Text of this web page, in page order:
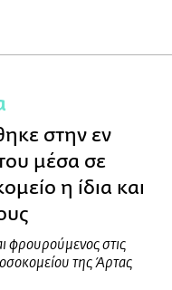
στην εν
μέσα σε
η ίδια και
φρουρούμενος στις
της Άρτας